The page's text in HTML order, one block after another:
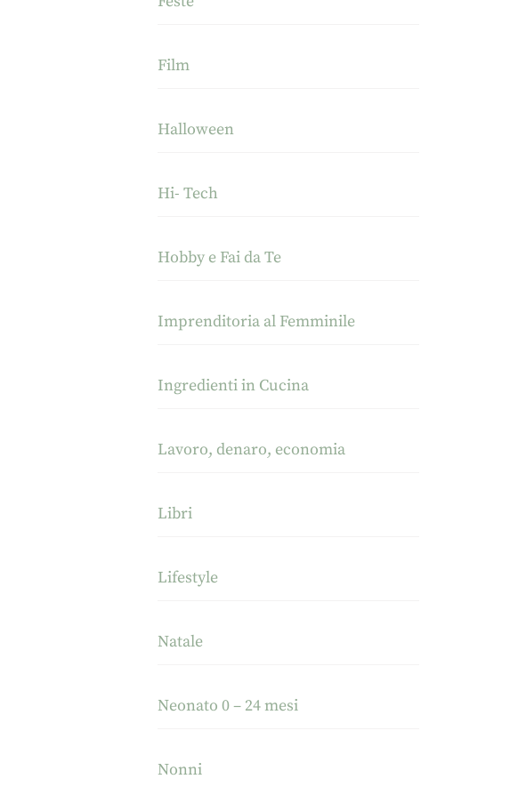
Film
Halloween
Hi- Tech
Hobby e Fai da Te
Imprenditoria al Femminile
Ingredienti in Cucina
Lavoro, denaro, economia
Libri
Lifestyle
Natale
Neonato 0 – 24 mesi
Nonni